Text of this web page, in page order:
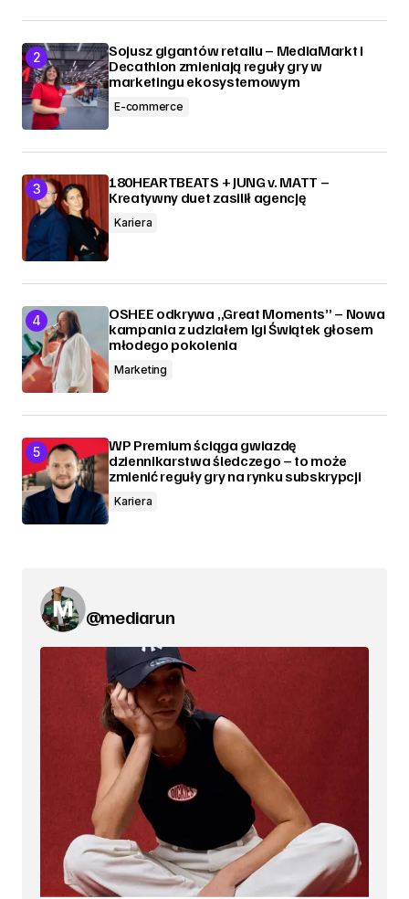
Sojusz gigantów retailu – MediaMarkt i
Decathlon zmieniają reguły gry w
marketingu ekosystemowym
E-commerce
180HEARTBEATS + JUNG v. MATT –
Kreatywny duet zasilił agencję
Kariera
OSHEE odkrywa „Great Moments” – Nowa
kampania z udziałem Igi Świątek głosem
młodego pokolenia
Marketing
WP Premium ściąga gwiazdę
dziennikarstwa śledczego – to może
zmienić reguły gry na rynku subskrypcji
Kariera
@mediarun